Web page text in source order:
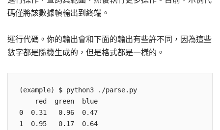
碼僅將該數據幀輸出到終端。
運行代碼。你的輸出會和下面的輸出有些許不同，因為這些
數字都是隨機生成的，但是格式都是一樣的。
(example) $ python3 ./parse.py
    red  green  blue
0  0.31   0.96  0.47
1  0.95   0.17  0.64